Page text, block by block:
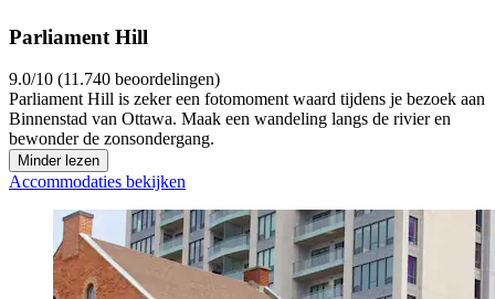
Parliament Hill
9.0/10 (11.740 beoordelingen)
Parliament Hill is zeker een fotomoment waard tijdens je bezoek aan
Binnenstad van Ottawa. Maak een wandeling langs de rivier en
bewonder de zonsondergang.
Minder lezen
Accommodaties bekijken